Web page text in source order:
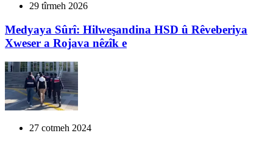
29 tîrmeh 2026
Medyaya Sûrî: Hilweşandina HSD û Rêveberiya
Xweser a Rojava nêzîk e
27 cotmeh 2024